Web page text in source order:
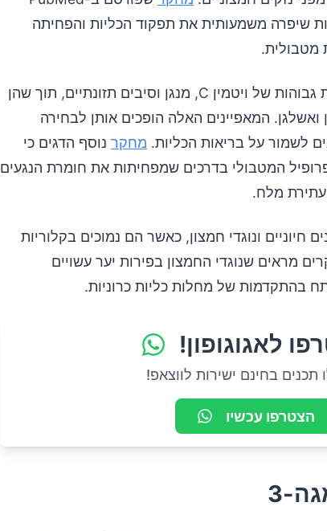
שיפרה משמעותית את תפקוד הכליות והפחיתה
מטבולית.
אוכמניות, במיוחד, מכילות רמות גבוהות של ויטמין C, מנגן וסיבים תזונתיים, תוך שהן
ואשלגן. המאפיינים האלה הופכים אותן לבחירה
לשמור על בריאות הכליות. מחקר נוסף הדגים כי
המטבולי בדרכים שמפחיתות את חומרת הנגעים
עתירת מלח.
חיוניים ונוגדי חמצון, כאשר הם נמוכים בקלוריות
מראים שנוגדי החמצון בפירות יער עשויים
בהתקדמות של מחלות כליות כרוניות.
לאגוגופון!
תכנים בחינם ישירות לווצאפ!
הצטרפו עכשיו
3